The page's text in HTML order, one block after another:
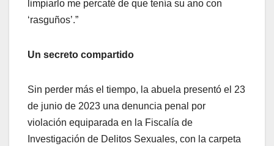
limpiarlo me percaté de que tenía su ano con
‘rasguños’.”
Un secreto compartido
Sin perder más el tiempo, la abuela presentó el 23
de junio de 2023 una denuncia penal por
violación equiparada en la Fiscalía de
Investigación de Delitos Sexuales, con la carpeta